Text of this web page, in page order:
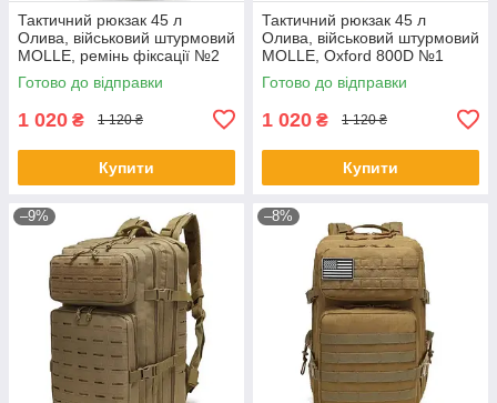
Тактичний рюкзак 45 л
Олива, військовий штурмовий
MOLLE, ремінь фіксації №2
Готово до відправки
1 020 ₴ 1 120 ₴
Купити
Тактичний рюкзак 45 л
Олива, військовий штурмовий
MOLLE, Oxford 800D №1
Готово до відправки
1 020 ₴ 1 120 ₴
Купити
–9% –8%